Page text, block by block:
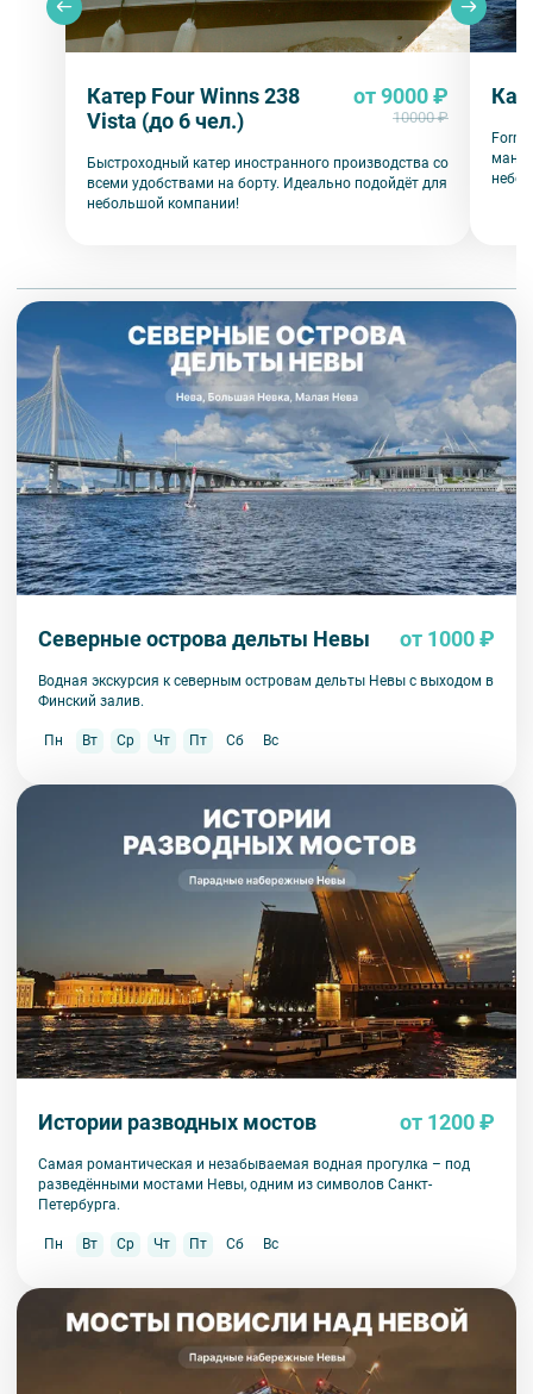
Катер Four Winns 238
Vista (до 6 чел.)
от 9000 ₽
10000 ₽
Быстроходный катер иностранного производства со
всеми удобствами на борту. Идеально подойдёт для
небольшой компании!
Северные острова дельты Невы от 1000 ₽
Водная экскурсия к северным островам дельты Невы с выходом в
Финский залив.
Пн Вт Ср Чт Пт Сб Вс
Истории разводных мостов от 1200 ₽
Самая романтическая и незабываемая водная прогулка – под
разведёнными мостами Невы, одним из символов Санкт-
Петербурга.
Пн Вт Ср Чт Пт Сб Вс